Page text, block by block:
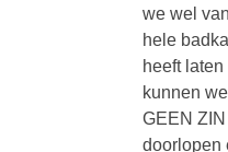
we wel
hele
heeft
kunnen
GEEN
doorlopen